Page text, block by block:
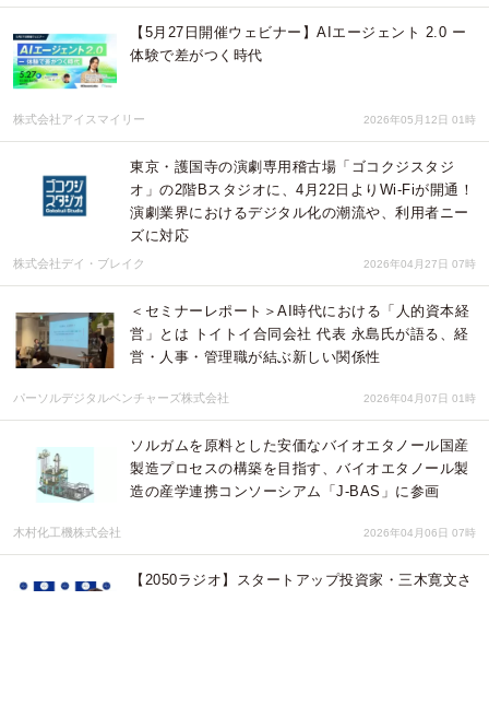
【5月27日開催ウェビナー】AIエージェント 2.0 ー
体験で差がつく時代
株式会社アイスマイリー 2026年05月12日 01時
東京・護国寺の演劇専用稽古場「ゴコクジスタジ
オ」の2階Bスタジオに、4月22日よりWi-Fiが開通！
演劇業界におけるデジタル化の潮流や、利用者ニー
ズに対応
株式会社デイ・ブレイク 2026年04月27日 07時
＜セミナーレポート＞AI時代における「人的資本経
営」とは トイトイ合同会社 代表 永島氏が語る、経
営・人事・管理職が結ぶ新しい関係性
パーソルデジタルベンチャーズ株式会社 2026年04月07日 01時
ソルガムを原料とした安価なバイオエタノール国産
製造プロセスの構築を目指す、バイオエタノール製
造の産学連携コンソーシアム「J-BAS」に参画
木村化工機株式会社 2026年04月06日 07時
【2050ラジオ】スタートアップ投資家・三木寛文さ